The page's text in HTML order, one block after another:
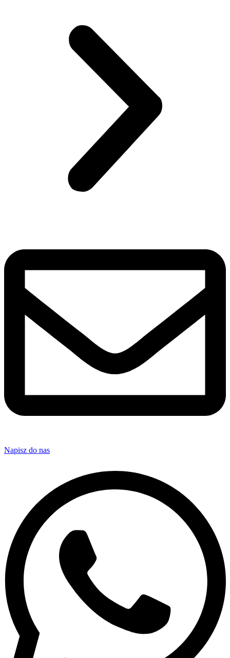
Napisz do nas